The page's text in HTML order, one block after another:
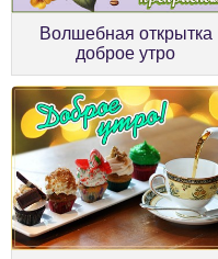
Волшебная открытка
доброе утро